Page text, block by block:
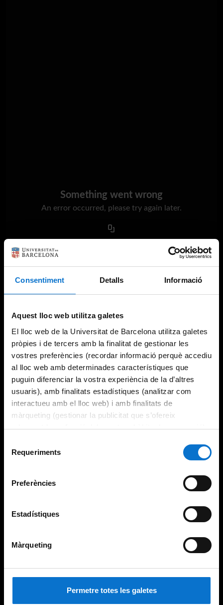
Consentiment Detalls Informació
Aquest lloc web utilitza galetes
El lloc web de la Universitat de Barcelona utilitza galetes
pròpies i de tercers amb la finalitat de gestionar les
vostres preferències (recordar informació perquè accediu
al lloc web amb determinades característiques que
puguin diferenciar la vostra experiència de la d’altres
usuaris), amb finalitats estadístiques (analitzar com
interactueu amb el lloc web) i amb finalitats de
màrqueting (gestionar la publicitat que s’ofereix
adequant-la en funció dels vostres hàbits de navegació).
consultar laPolítica de galetes del lloc web de la
Requeriments
Preferències
Estadístiques
Màrqueting
Permetre totes les galetes
Something went wrong
An error occurred, please try again later.